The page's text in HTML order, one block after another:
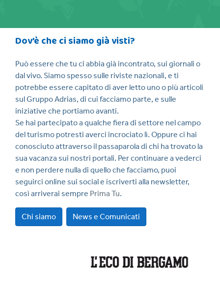
Dov’è che ci siamo già visti?
Può essere che tu ci abbia già incontrato, sui giornali o
dal vivo. Siamo spesso sulle riviste nazionali, e ti
potrebbe essere capitato di aver letto uno o più articoli
sul Gruppo Adrias, di cui facciamo parte, e sulle
iniziative che portiamo avanti.
Se hai partecipato a qualche fiera di settore nel campo
del turismo potresti averci incrociato lì. Oppure ci hai
conosciuto attraverso il passaparola di chi ha trovato la
sua vacanza sui nostri portali. Per continuare a vederci
e non perdere nulla di quello che facciamo, puoi
seguirci online sui social e iscriverti alla newsletter,
così arriverai sempre Prima Tu.
Chi siamo News e Comunicati